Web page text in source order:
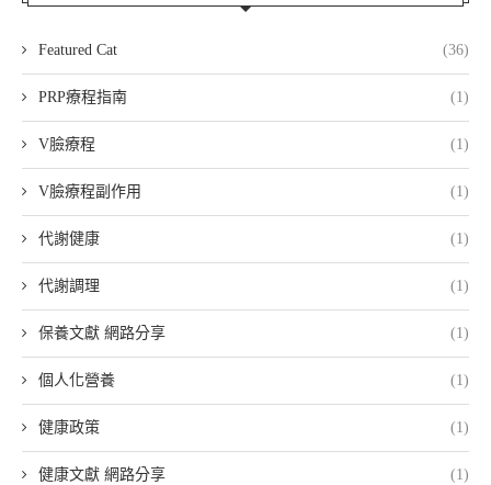
Featured Cat (36)
PRP療程指南 (1)
V臉療程 (1)
V臉療程副作用 (1)
代謝健康 (1)
代謝調理 (1)
保養文獻 網路分享 (1)
個人化營養 (1)
健康政策 (1)
健康文獻 網路分享 (1)